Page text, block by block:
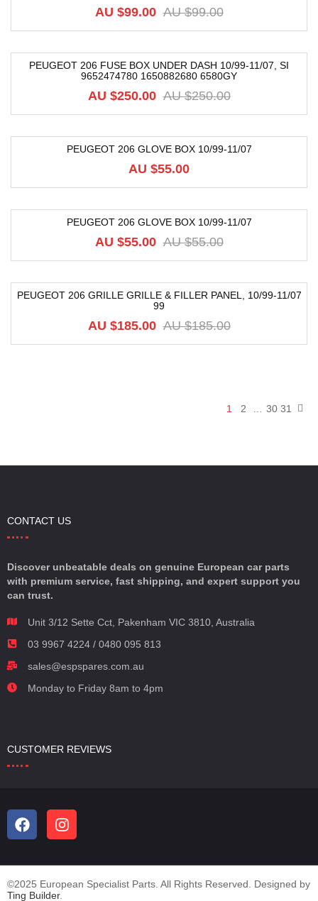
AU $99.00
AU $99.00
PEUGEOT 206 FUSE BOX UNDER DASH 10/99-11/07, SI
9652474780 1650882680 6580GY
AU $250.00
AU $250.00
PEUGEOT 206 GLOVE BOX 10/99-11/07
AU $55.00
PEUGEOT 206 GLOVE BOX 10/99-11/07
AU $55.00
AU $55.00
PEUGEOT 206 GRILLE GRILLE & FILLER PANEL, 10/99-11/07
99
AU $185.00
AU $185.00
1 2 30 31
CONTACT US
Discover unbeatable deals on genuine European car parts
with premium service, fast shipping, and expert support you
can trust.
Unit 3/12 Sette Cct, Pakenham VIC 3810, Australia
03 9967 4224 / 0480 095 813
sales@espspares.com.au
Monday to Friday 8am to 4pm
CUSTOMER REVIEWS
©2025 European Specialist Parts. All Rights Reserved. Designed by
Ting Builder.